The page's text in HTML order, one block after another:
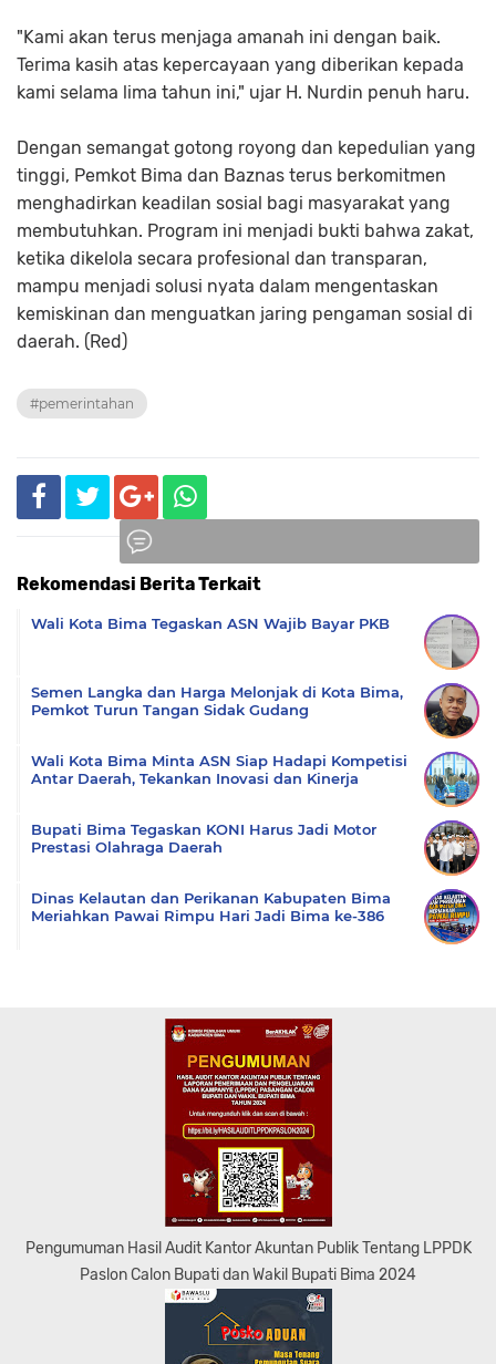
"Kami akan terus menjaga amanah ini dengan baik.
Terima kasih atas kepercayaan yang diberikan kepada
kami selama lima tahun ini," ujar H. Nurdin penuh haru.
Dengan semangat gotong royong dan kepedulian yang
tinggi, Pemkot Bima dan Baznas terus berkomitmen
menghadirkan keadilan sosial bagi masyarakat yang
membutuhkan. Program ini menjadi bukti bahwa zakat,
ketika dikelola secara profesional dan transparan,
mampu menjadi solusi nyata dalam mengentaskan
kemiskinan dan menguatkan jaring pengaman sosial di
daerah. (Red)
#pemerintahan
Rekomendasi Berita Terkait
Wali Kota Bima Tegaskan ASN Wajib Bayar PKB
Semen Langka dan Harga Melonjak di Kota Bima,
Pemkot Turun Tangan Sidak Gudang
Wali Kota Bima Minta ASN Siap Hadapi Kompetisi
Antar Daerah, Tekankan Inovasi dan Kinerja
Bupati Bima Tegaskan KONI Harus Jadi Motor
Prestasi Olahraga Daerah
Dinas Kelautan dan Perikanan Kabupaten Bima
Meriahkan Pawai Rimpu Hari Jadi Bima ke-386
Pengumuman Hasil Audit Kantor Akuntan Publik Tentang LPPDK
Paslon Calon Bupati dan Wakil Bupati Bima 2024